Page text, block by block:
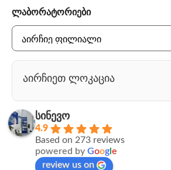
ლაბორატორიები
აირჩიეთ ლოკაცია
სინევო
4.9
Based on 273 reviews
powered by Goog e
review us on